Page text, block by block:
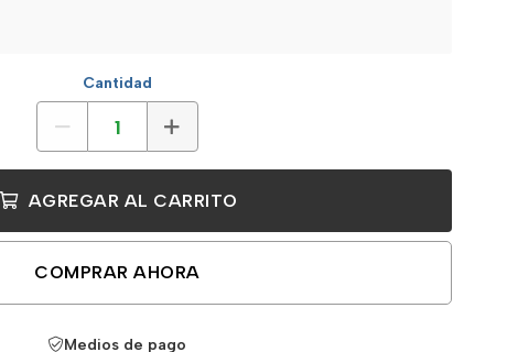
Cantidad
AGREGAR AL CARRITO
COMPRAR AHORA
Medios de pago